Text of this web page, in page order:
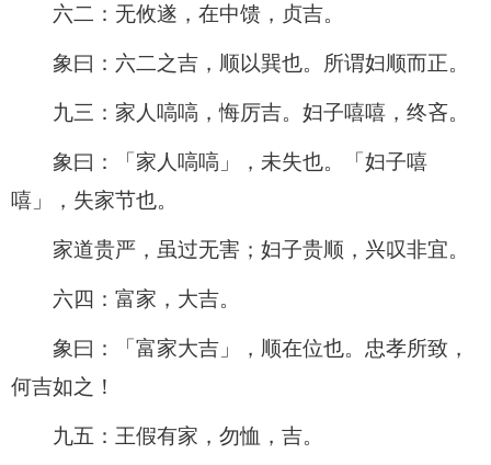
六二：无攸遂，在中馈，贞吉。
象曰：六二之吉，顺以巽也。所谓妇顺而正。
九三：家人嗃嗃，悔厉吉。妇子嘻嘻，终吝。
象曰：「家人嗃嗃」，未失也。「妇子嘻
嘻」，失家节也。
家道贵严，虽过无害；妇子贵顺，兴叹非宜。
六四：富家，大吉。
象曰：「富家大吉」，顺在位也。忠孝所致，
何吉如之！
九五：王假有家，勿恤，吉。